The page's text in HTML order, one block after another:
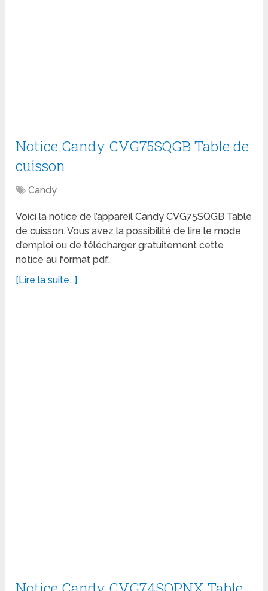
Notice Candy CVG75SQGB Table de
cuisson
Candy
Voici la notice de l’appareil Candy CVG75SQGB Table
de cuisson. Vous avez la possibilité de lire le mode
d’emploi ou de télécharger gratuitement cette
notice au format pdf.
[Lire la suite...]